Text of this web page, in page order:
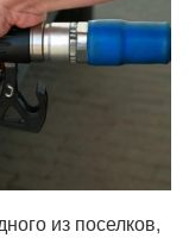
из поселков,